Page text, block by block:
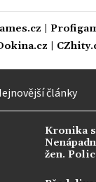
články
Kronika
žen.